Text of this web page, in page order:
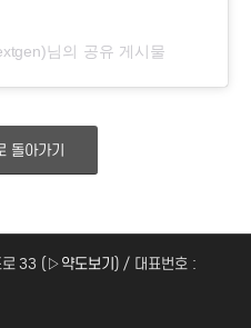
님의 공유 게시물
돌아가기
33 (▷약도보기) / 대표번호 :